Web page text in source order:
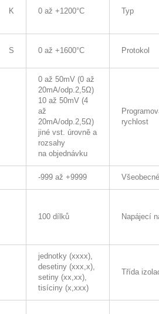
K 0 až +1200°C Typ
S 0 až +1600°C Protokol
0 až 50mV (0 až
20mA/odp.2,5Ω)
10 až 50mV (4
až
20mA/odp.2,5Ω)
jiné vst. úrovně a
rozsahy
na objednávku
rychlost
-999 až +9999
100 dílků Napájecí
jednotky (xxxx),
desetiny (xxx,x),
setiny (xx,xx),
tisíciny (x,xxx)
Třída